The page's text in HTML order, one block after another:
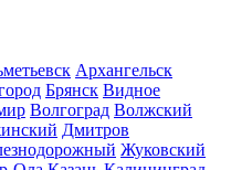
Архангельск
Брянск Видное
Волгоград Волжский
Дмитров
Жуковский